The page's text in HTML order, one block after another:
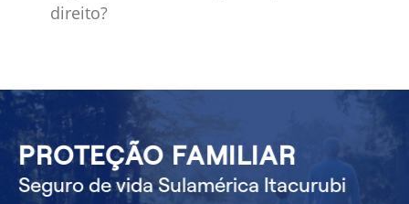
direito?
PROTEÇÃO FAMILIAR
Seguro de vida Sulamérica Itacurubi